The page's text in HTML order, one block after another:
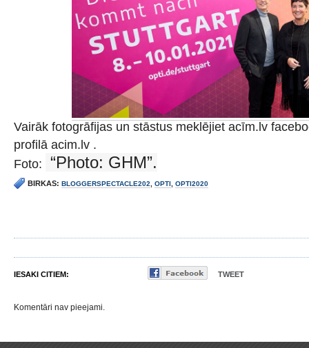
Vairāk fotogrāfijas un stāstus meklējiet acīm.lv
profilā acim.lv .
Foto:
“Photo: GHM”.
BIRKAS: BLOGGERSPECTACLE202 OPTI OPTI2020
IESAKI CITIEM: TWEET
Komentāri nav pieejami.